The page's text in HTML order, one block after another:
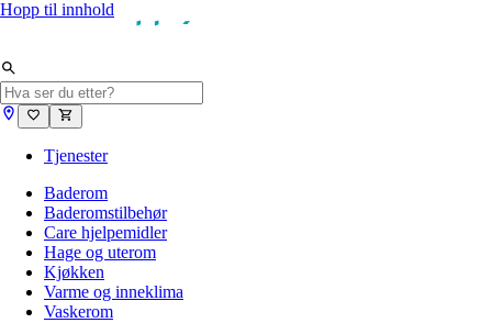
Hopp til innhold
Tjenester
Baderom
Baderomstilbehør
Care hjelpemidler
Hage og uterom
Kjøkken
Varme og inneklima
Vaskerom